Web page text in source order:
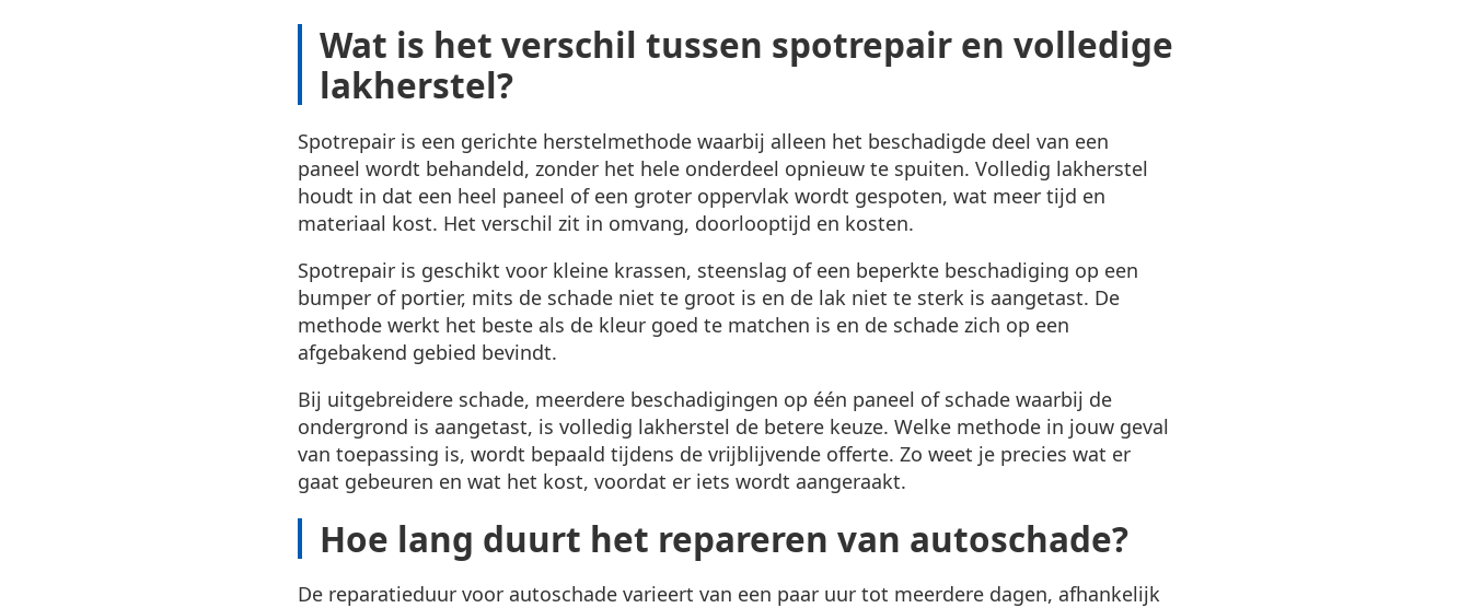
Wat is het verschil tussen spotrepair en volledige
lakherstel?
Spotrepair is een gerichte herstelmethode waarbij alleen het beschadigde deel van een
paneel wordt behandeld, zonder het hele onderdeel opnieuw te spuiten. Volledig lakherstel
houdt in dat een heel paneel of een groter oppervlak wordt gespoten, wat meer tijd en
materiaal kost. Het verschil zit in omvang, doorlooptijd en kosten.
Spotrepair is geschikt voor kleine krassen, steenslag of een beperkte beschadiging op een
bumper of portier, mits de schade niet te groot is en de lak niet te sterk is aangetast. De
methode werkt het beste als de kleur goed te matchen is en de schade zich op een
afgebakend gebied bevindt.
Bij uitgebreidere schade, meerdere beschadigingen op één paneel of schade waarbij de
ondergrond is aangetast, is volledig lakherstel de betere keuze. Welke methode in jouw geval
van toepassing is, wordt bepaald tijdens de vrijblijvende offerte. Zo weet je precies wat er
gaat gebeuren en wat het kost, voordat er iets wordt aangeraakt.
Hoe lang duurt het repareren van autoschade?
De reparatieduur voor autoschade varieert van een paar uur tot meerdere dagen, afhankelijk